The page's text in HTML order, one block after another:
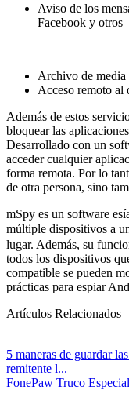
Aviso de los
Facebook y otros
Archivo de media
Acceso remoto al
Además de estos
bloquear las
Desarrollado con un
acceder cualquier
forma remota. Por lo
de otra persona, sino
mSpy es un software
múltiple dispositivos a
lugar. Además, su
todos los dispositivos
compatible se pueden
prácticas para espiar
Artículos Relacionados
5 maneras de guardar
remitente l...
FonePaw Truco Especial